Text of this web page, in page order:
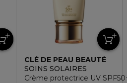
CLÉ DE PEAU BEAUTÉ
SOINS SOLAIRES
Crème protectrice UV